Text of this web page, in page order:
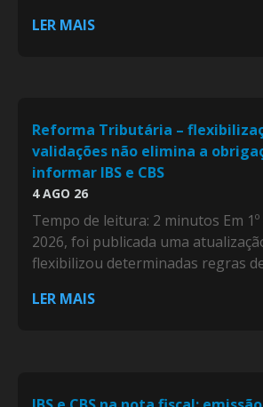
LER MAIS
Reforma Tributária –
validações não elimina a
informar IBS e CBS
4 AGO 26
Tempo de leitura: 2 minutos Em
2026, foi publicada uma
flexibilizou determinadas regras
LER MAIS